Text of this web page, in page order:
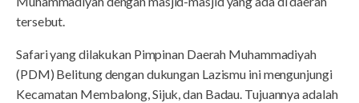
tersebut.
Safari yang dilakukan Pimpinan Daerah Muhammadiyah
(PDM) Belitung dengan dukungan Lazismu ini mengunjungi
Kecamatan Membalong, Sijuk, dan Badau. Tujuannya adalah